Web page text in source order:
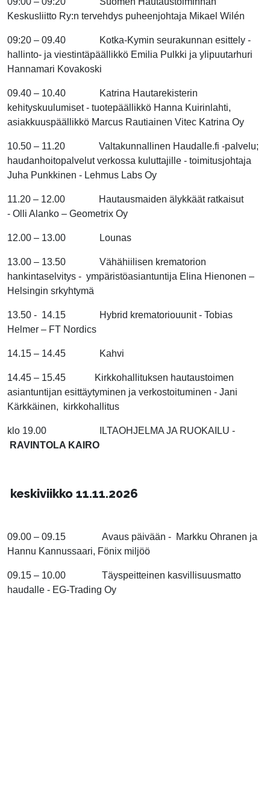
Keskusliitto Ry:n tervehdys puheenjohtaja Mikael Wilén
09:20 – 09.40 Kotka-Kymin seurakunnan esittely -
hallinto- ja viestintäpäällikkö Emilia Pulkki ja ylipuutarhuri
Hannamari Kovakoski
09.40 – 10.40 Katrina Hautarekisterin
kehityskuulumiset - tuotepäällikkö Hanna Kuirinlahti,
asiakkuuspäällikkö Marcus Rautiainen Vitec Katrina Oy
10.50 – 11.20 Valtakunnallinen Haudalle.fi -palvelu;
haudanhoitopalvelut verkossa kuluttajille - toimitusjohtaja
Juha Punkkinen - Lehmus Labs Oy
11.20 – 12.00 Hautausmaiden älykkäät ratkaisut
- Olli Alanko – Geometrix Oy
12.00 – 13.00 Lounas
13.00 – 13.50 Vähähiilisen krematorion
hankintaselvitys - ympäristöasiantuntija Elina Hienonen –
Helsingin srkyhtymä
13.50 - 14.15 Hybrid krematoriouunit - Tobias
Helmer – FT Nordics
14.15 – 14.45 Kahvi
14.45 – 15.45 Kirkkohallituksen hautaustoimen
asiantuntijan esittäytyminen ja verkostoituminen - Jani
Kärkkäinen, kirkkohallitus
klo 19.00 ILTAOHJELMA JA RUOKAILU -
RAVINTOLA KAIRO
keskiviikko 11.11.2026
09.00 – 09.15 Avaus päivään - Markku Ohranen ja
Hannu Kannussaari, Fönix miljöö
09.15 – 10.00 Täyspeitteinen kasvillisuusmatto
haudalle - EG-Trading Oy